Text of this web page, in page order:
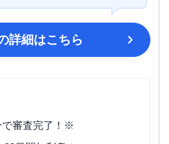
詳細はこちら
で審査完了！※